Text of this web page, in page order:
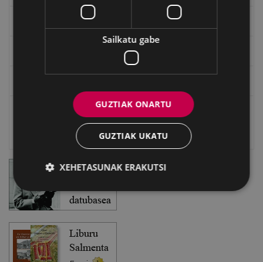
Eibarko Idazlanen Datu-basea
Sailkatu gabe
GUZTIAK ONARTU
GUZTIAK UKATU
XEHETASUNAK ERAKUTSI